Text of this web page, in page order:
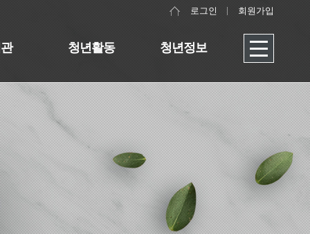
로그인 회원가입
청년활동 청년정보